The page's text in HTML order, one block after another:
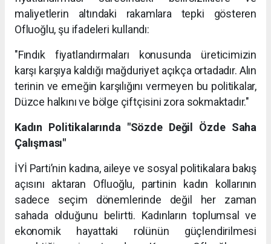
maliyetlerin altındaki rakamlara tepki gösteren
Ofluoğlu, şu ifadeleri kullandı:
"Fındık fiyatlandırmaları konusunda üreticimizin
karşı karşıya kaldığı mağduriyet açıkça ortadadır. Alın
terinin ve emeğin karşılığını vermeyen bu politikalar,
Düzce halkını ve bölge çiftçisini zora sokmaktadır."
Kadın Politikalarında "Sözde Değil Özde Saha
Çalışması"
İYİ Parti’nin kadına, aileye ve sosyal politikalara bakış
açısını aktaran Ofluoğlu, partinin kadın kollarının
sadece seçim dönemlerinde değil her zaman
sahada olduğunu belirtti. Kadınların toplumsal ve
ekonomik hayattaki rolünün güçlendirilmesi